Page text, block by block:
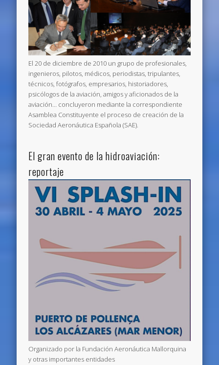
El 20 de diciembre de 2010 un grupo de profesionales,
ingenieros, pilotos, médicos, periodistas, tripulantes,
técnicos, fotógrafos, empresarios, historiadores,
psicólogos de la aviación, amigos y aficionados de la
aviación… concluyeron mediante la correspondiente
Asamblea Constituyente el proceso de creación de la
Sociedad Aeronáutica Española (SAE).
El gran evento de la hidroaviación:
reportaje
Organizado por la Fundación Aeronáutica Mallorquina
y otras importantes entidades